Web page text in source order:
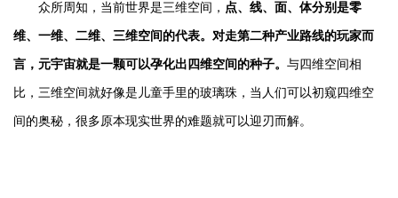
众所周知，当前世界是三维空间， 点、线、面、体分别是零
维、一维、二维、三维空间的代表。对走第二种产业路线的玩家而
言，元宇宙就是一颗可以孕化出四维空间的种子。 与四维空间相
比，三维空间就好像是儿童手里的玻璃珠，当人们可以初窥四维空
间的奥秘，很多原本现实世界的难题就可以迎刃而解。